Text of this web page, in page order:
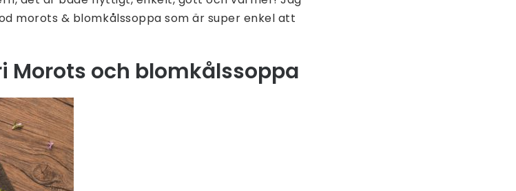
morots & blomkålssoppa som är super enkel att
Morots och blomkålssoppa